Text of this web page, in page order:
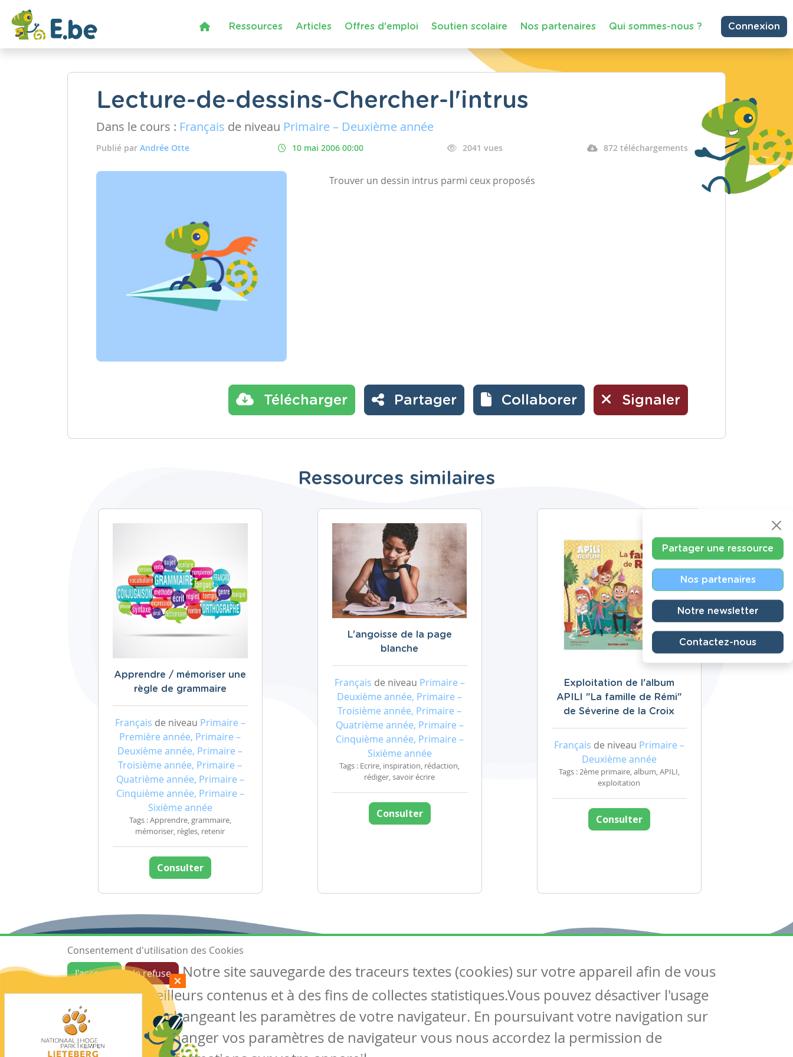
Ressources Articles Offres d'emploi Soutien scolaire Nos partenaires Qui sommes-nous ? Connexion
Lecture-de-dessins-Chercher-l'intrus
Dans le cours : Français de niveau Primaire – Deuxième année
Publié par Andrée Otte 10 mai 2006 00:00 2041 vues 872 téléchargements
Trouver un dessin intrus parmi ceux proposés
Télécharger Partager Collaborer Signaler
Ressources similaires
Apprendre / mémoriser une
règle de grammaire
Français de niveau Primaire –
Première année, Primaire –
Deuxième année, Primaire –
Troisième année, Primaire –
Quatrième année, Primaire –
Cinquième année, Primaire –
Sixième année
Tags : Apprendre, grammaire,
mémoriser, règles, retenir
Consulter
L'angoisse de la page
blanche
Français de niveau Primaire –
Deuxième année, Primaire –
Troisième année, Primaire –
Quatrième année, Primaire –
Cinquième année, Primaire –
Sixième année
Tags : Ecrire, inspiration, rédaction,
rédiger, savoir écrire
Consulter
Exploitation de l'album
APILI "La famille de Rémi"
de Séverine de la Croix
Français de niveau Primaire –
Deuxième année
Tags : 2ème primaire, album, APILI,
exploitation
Consulter
Partager une ressource
Nos partenaires
Notre newsletter
Contactez-nous
Ressources
Les ressources
Créer une ressource
Mes ressources
Articles
Tous les articles
Articles DYS
Circulaires
Suivez-nous
Contactez-nous
Soutien scolaire
Consentement d'utilisation des Cookies
J'accepte
Je refuse
Notre site sauvegarde des traceurs textes (cookies) sur votre appareil afin de vous
garantir de meilleurs contenus et à des fins de collectes statistiques.Vous pouvez désactiver l'usage
des cookies en changeant les paramètres de votre navigateur. En poursuivant votre navigation sur
notre site sans changer vos paramètres de navigateur vous nous accordez la permission de